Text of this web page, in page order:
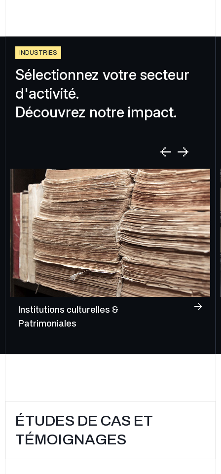
N DUST R ES
Sélectionnez votre secteur
d'activité.
Découvrez notre impact.
Logistique urbaine, industrielle
& portuaire
ÉTUDES DE CAS ET
TÉMOIGNAGES